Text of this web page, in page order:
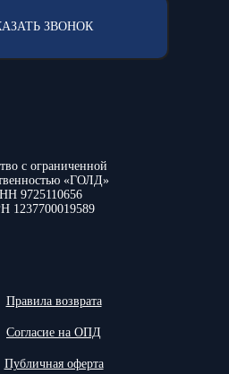
ЗВОНОК
с ограниченной
«ГОЛД»
9725110656
1237700019589
Правила возврата
Согласие на ОПД
Публичная оферта